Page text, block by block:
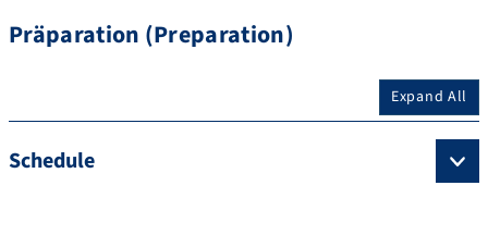
Präparation (Preparation)
Expand All
Schedule